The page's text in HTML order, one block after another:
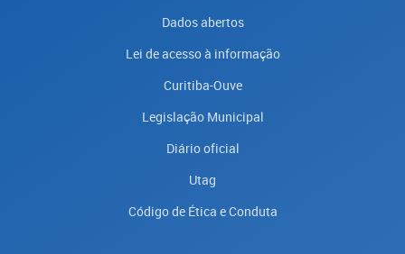
Dados abertos
Lei de acesso à informação
Curitiba-Ouve
Legislação Municipal
Diário oficial
Utag
Código de Ética e Conduta